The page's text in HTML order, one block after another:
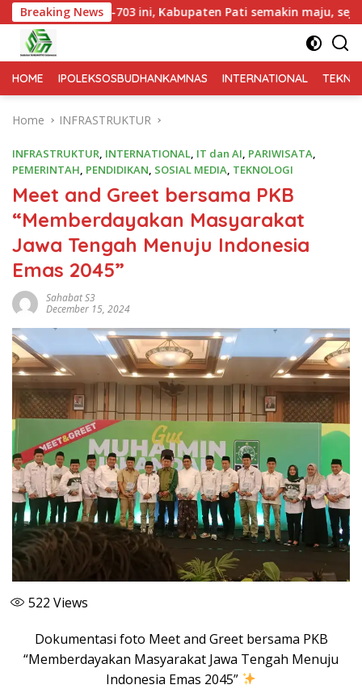
Breaking News
Kabupaten Pati semakin maju, sejahtera, dan terus
HOME IPOLEKSOSBUDHANKAMNAS INTERNATIONAL
Home INFRASTRUKTUR
INFRASTRUKTUR, INTERNATIONAL, IT dan AI, PARIWISATA,
PEMERINTAH, PENDIDIKAN, SOSIAL MEDIA, TEKNOLOGI
Meet and Greet bersama PKB
“Memberdayakan Masyarakat
Jawa Tengah Menuju Indonesia
Emas 2045”
Sahabat S3
December 15, 2024
522 Views
Dokumentasi foto Meet and Greet bersama PKB
“Memberdayakan Masyarakat Jawa Tengah Menuju
Indonesia Emas 2045”